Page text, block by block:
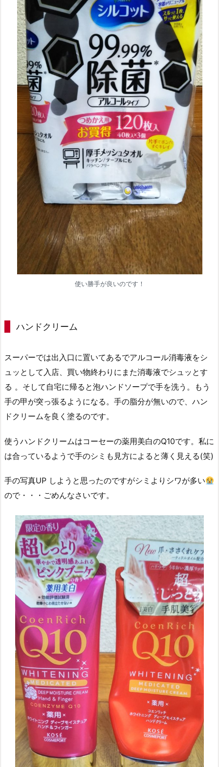
使い勝手が良いのです！
ハンドクリーム
スーパーでは出入口に置いてあるでアルコール消毒液をシ
ュッとして入店、買い物終わりにまた消毒液でシュッとす
る 。そして自宅に帰ると泡ハンドソープで手を洗う。もう
手の甲が突っ張るようになる。手の脂分が無いので、ハン
ドクリームを良く塗るのです。
使うハンドクリームはコーセーの薬用美白のQ10です。私に
は合っているようで手のシミも見方によると薄く見える(笑)
手の写真UP しようと思ったのですがシミよりシワが多い
ので・・・ごめんなさいです。